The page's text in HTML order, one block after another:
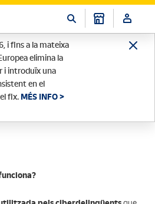
i fins a la mateixa
elimina la
i introduïx una
en el
fix. MÉS INFO >